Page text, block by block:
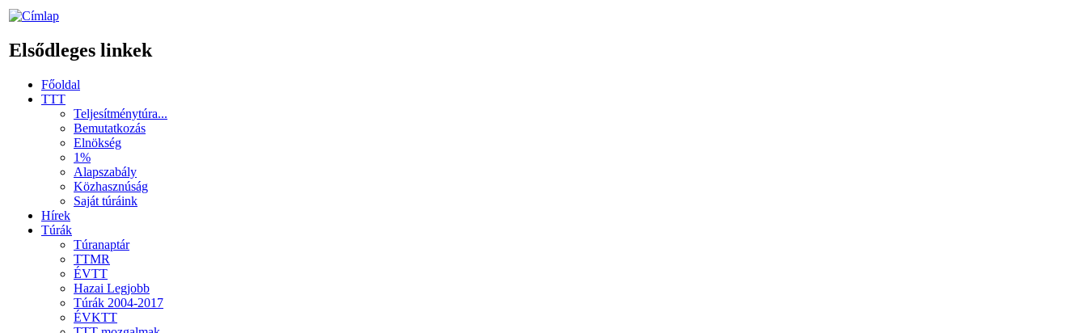
Elsődleges linkek
Főoldal
TTT
Teljesítménytúra...
Bemutatkozás
Elnökség
1%
Alapszabály
Közhasznúság
Saját túráink
Hírek
Túrák
Túranaptár
TTMR
ÉVTT
Hazai Legjobb
Túrák 2004-2017
ÉVKTT